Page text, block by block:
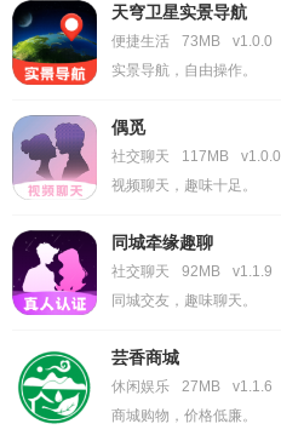
天穹卫星实景导航
便捷生活 73MB
v1.0.0
实景导航，自由操作。
偶觅
社交聊天 117MB
v1.0.0
视频聊天，趣味十足。
同城牵缘趣聊
社交聊天 92MB
v1.1.9
同城交友，趣味聊天。
芸香商城
休闲娱乐 27MB
v1.1.6
商城购物，价格低廉。